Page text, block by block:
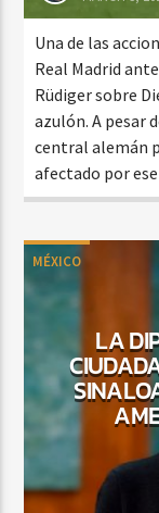
Una de las
Real Madrid
Rüdiger sobre
azulón. A pesar
central alemán
afectado por
MÉXICO
LA